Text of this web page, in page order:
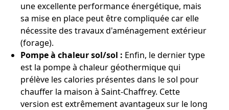
une excellente performance énergétique, mais
sa mise en place peut être compliquée car elle
nécessite des travaux d'aménagement extérieur
(forage).
Pompe à chaleur sol/sol : Enfin, le dernier type
est la pompe à chaleur géothermique qui
prélève les calories présentes dans le sol pour
chauffer la maison à Saint-Chaffrey. Cette
version est extrêmement avantageux sur le long